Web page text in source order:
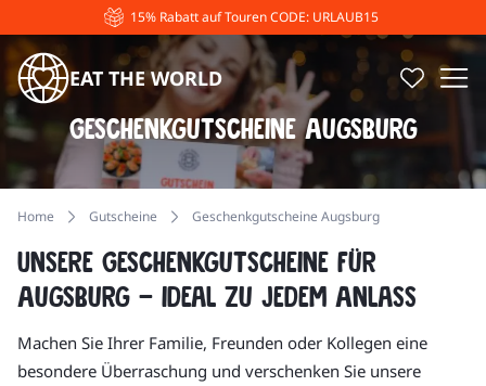
15% Rabatt auf Touren CODE: URLAUB15
EAT THE WORLD
Geschenkgutscheine Augsburg
Home Gutscheine Geschenkgutscheine Augsburg
Unsere Geschenkgutscheine für
Augsburg – ideal zu jedem Anlass
Machen Sie Ihrer Familie, Freunden oder Kollegen eine
besondere Überraschung und verschenken Sie unsere